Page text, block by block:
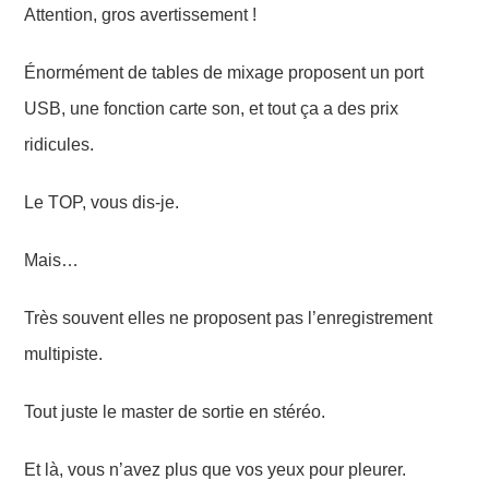
Attention, gros avertissement !
Énormément de tables de mixage proposent un port
USB, une fonction carte son, et tout ça a des prix
ridicules.
Le TOP, vous dis-je.
Mais…
Très souvent elles ne proposent pas l’enregistrement
multipiste.
Tout juste le master de sortie en stéréo.
Et là, vous n’avez plus que vos yeux pour pleurer.